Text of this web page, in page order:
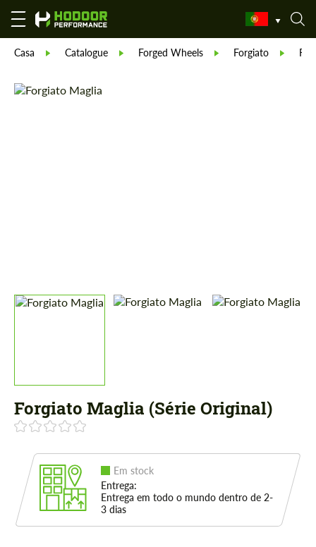
Casa Catalogue Forged Wheels Forgiato
Forgiato Maglia (Série Original)
Em stock
Entrega:
Entrega em todo o mundo dentro de 2-
3 dias